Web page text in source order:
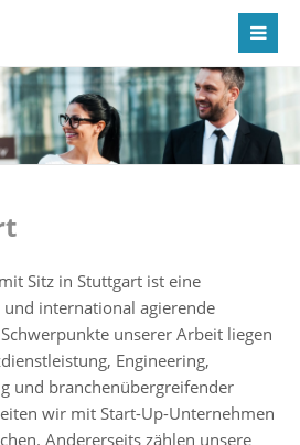
Sitz in Stuttgart ist eine
international agierende
unserer Arbeit liegen
Engineering,
und branchenübergreifender
wir mit Start-Up-Unternehmen
Andererseits zählen unsere